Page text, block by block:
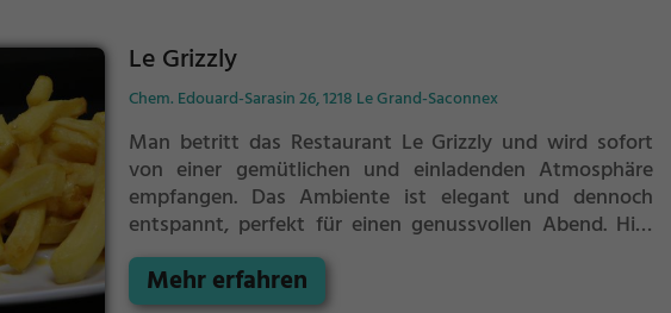
Le Grizzly
Chem. Edouard-Sarasin 26, 1218 Le Grand-Saconnex
Man betritt das Restaurant Le Grizzly und wird sofort
von einer gemütlichen und einladenden Atmosphäre
empfangen. Das Ambiente ist elegant und dennoch
entspannt, perfekt für einen genussvollen Abend. Hier
findet man eine vielfältige Auswahl an Speisen, von
französischer über mediterrane bis hin zu europäischen
Mehr erfahren